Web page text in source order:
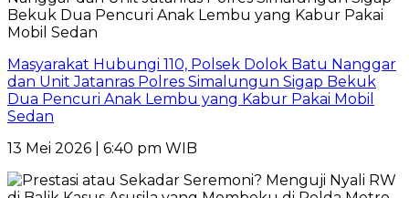
Masyarakat Hubungi 110, Polsek Dolok Batu Nanggar
dan Unit Jatanras Polres Simalungun Sigap Bekuk
Dua Pencuri Anak Lembu yang Kabur Pakai Mobil
Sedan
13 Mei 2026 | 6:40 pm WIB